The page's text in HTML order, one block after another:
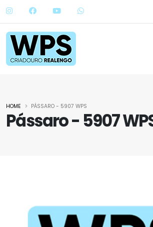
Pássaro - 5907
HOME PÁSSARO - 5907 WPS